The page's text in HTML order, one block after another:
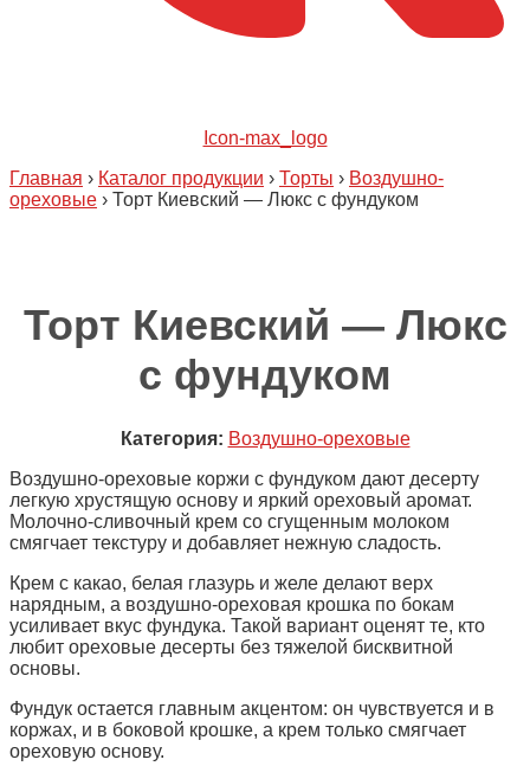
Icon-max_logo
Главная › Каталог продукции › Торты › Воздушно-
ореховые › Торт Киевский — Люкс с фундуком
Торт Киевский — Люкс
с фундуком
Категория: Воздушно-ореховые
Воздушно-ореховые коржи с фундуком дают десерту
легкую хрустящую основу и яркий ореховый аромат.
Молочно-сливочный крем со сгущенным молоком
смягчает текстуру и добавляет нежную сладость.
Крем с какао, белая глазурь и желе делают верх
нарядным, а воздушно-ореховая крошка по бокам
усиливает вкус фундука. Такой вариант оценят те, кто
любит ореховые десерты без тяжелой бисквитной
основы.
Фундук остается главным акцентом: он чувствуется и в
коржах, и в боковой крошке, а крем только смягчает
ореховую основу.